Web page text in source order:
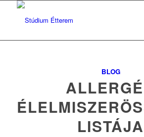
BLOG
LISTÁJA